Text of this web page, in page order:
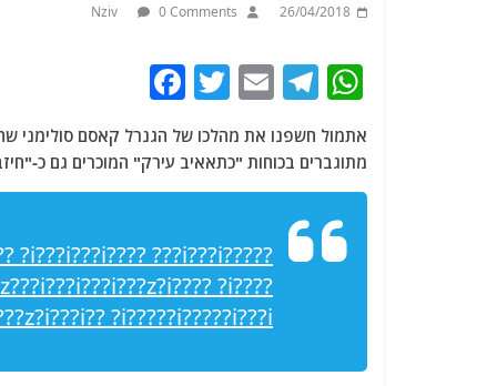
26/04/2018
Nziv 0 Comments
W
h
at
s
A
p
T
e
g
m
E
m
ai
l
T
w
itt
er
c
e
o
o
k
אתמול חשפנו את מהלכו של הגנרל קאסם סולימני
מתוגברים בכוחות "כתאאיב עירק" המוכרים גם כ-
?i???i???i???? ???i???i??
?i????
?i?????i?????i???i??.